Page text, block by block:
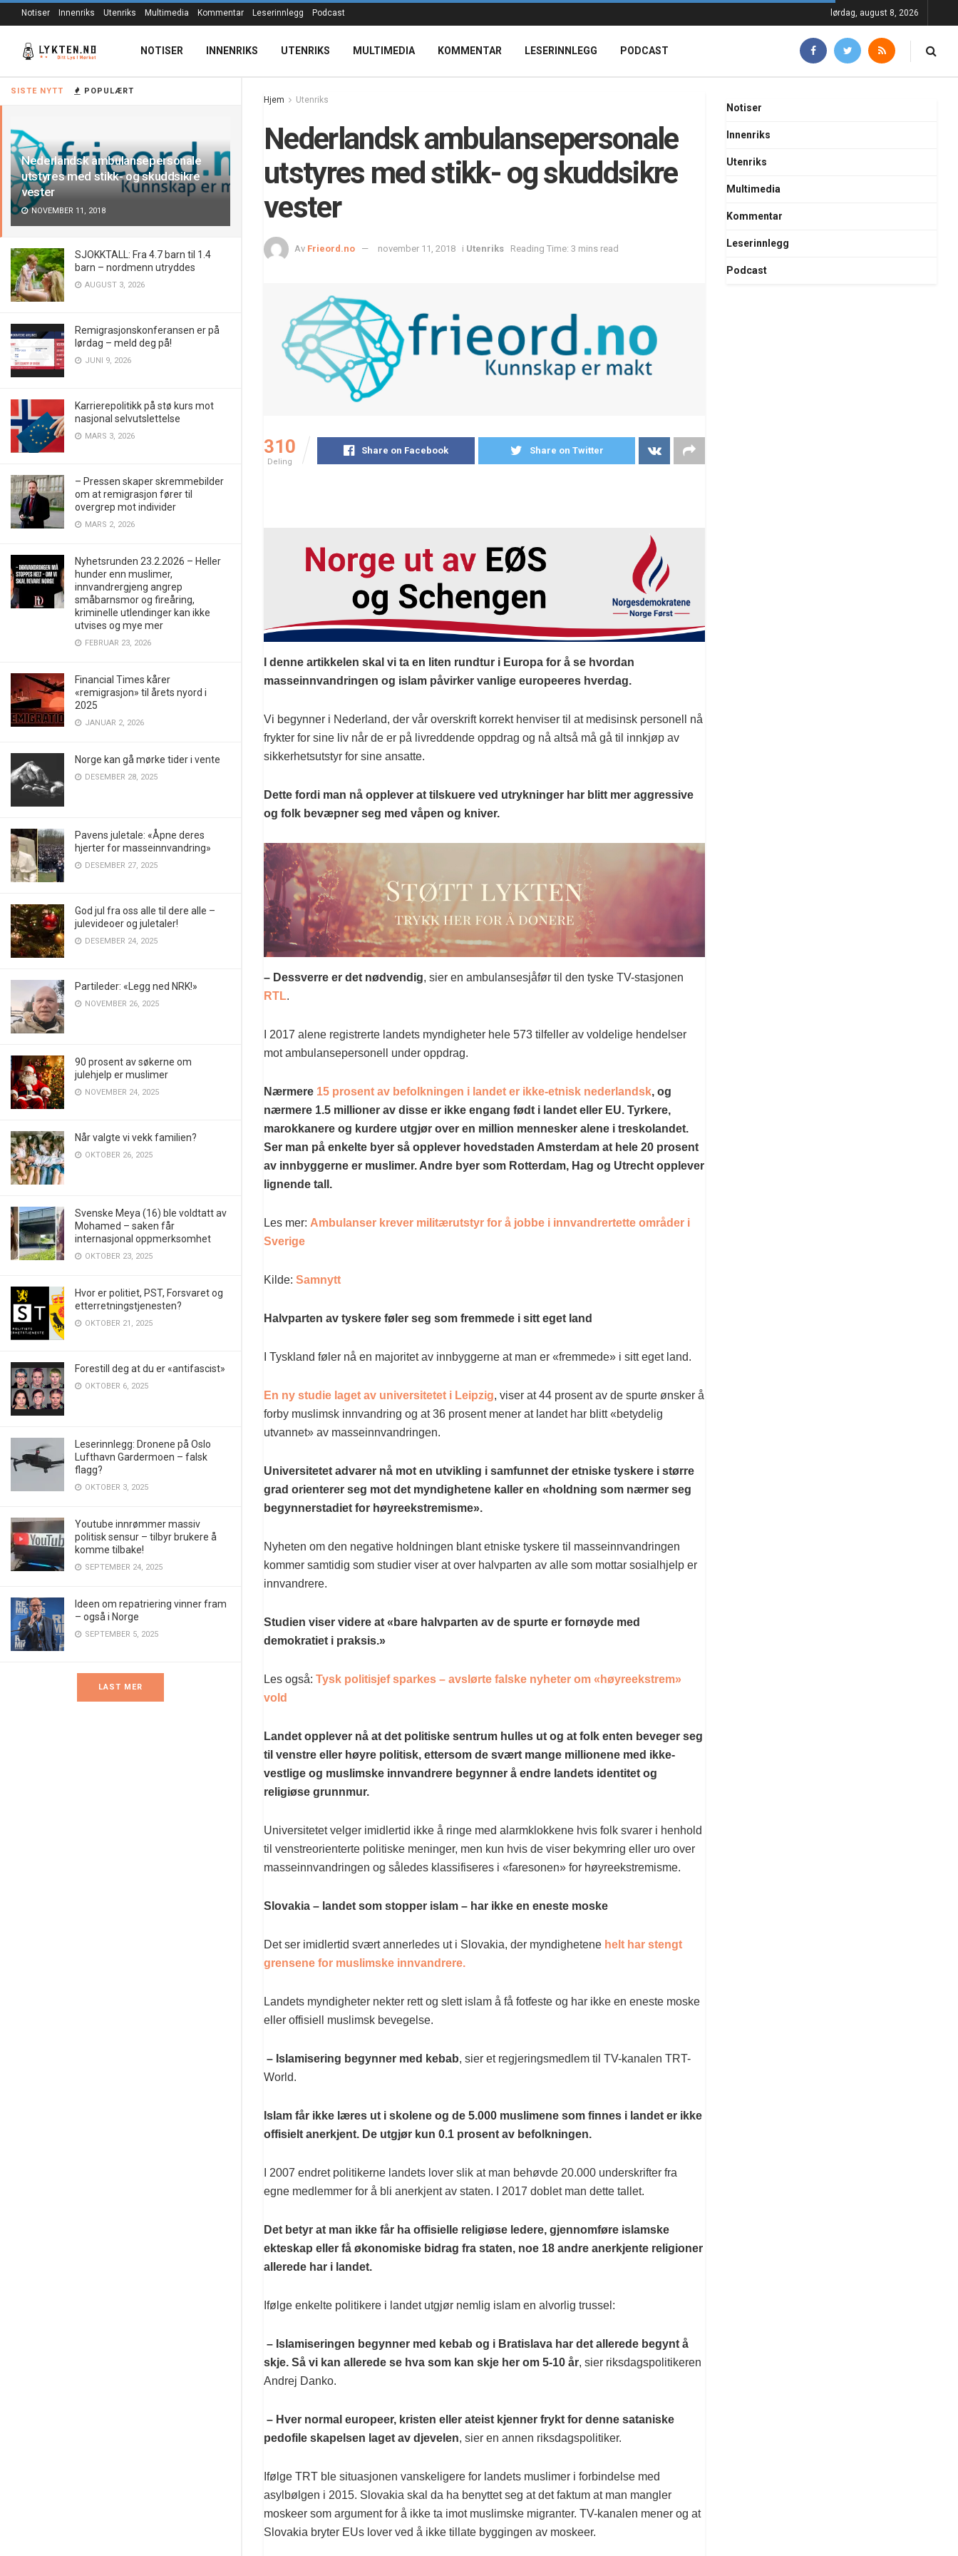
SISTE NYTT POPULÆRT
Nederlandsk ambulansepersonale
utstyres med stikk- og skuddsikre
vester
NOVEMBER 11, 2018
SJOKKTALL: Fra 4.7 barn til 1.4
barn – nordmenn utryddes
AUGUST 3, 2026
Remigrasjonskonferansen er på
lørdag – meld deg på!
JUNI 9, 2026
Karrierepolitikk på stø kurs mot
nasjonal selvutslettelse
MARS 3, 2026
– Pressen skaper skremmebilder
om at remigrasjon fører til
overgrep mot individer
MARS 2, 2026
Nyhetsrunden 23.2.2026 – Heller
hunder enn muslimer,
innvandrergjeng angrep
småbarnsmor og fireåring,
kriminelle utlendinger kan ikke
utvises og mye mer
FEBRUAR 23, 2026
Financial Times kårer
«remigrasjon» til årets nyord i
2025
JANUAR 2, 2026
Norge kan gå mørke tider i vente
DESEMBER 28, 2025
Pavens juletale: «Åpne deres
hjerter for masseinnvandring»
DESEMBER 27, 2025
God jul fra oss alle til dere alle –
julevideoer og juletaler!
DESEMBER 24, 2025
Partileder: «Legg ned NRK!»
NOVEMBER 26, 2025
90 prosent av søkerne om
julehjelp er muslimer
NOVEMBER 24, 2025
Når valgte vi vekk familien?
OKTOBER 26, 2025
Svenske Meya (16) ble voldtatt av
Mohamed – saken får
internasjonal oppmerksomhet
OKTOBER 23, 2025
Hvor er politiet, PST, Forsvaret og
etterretningstjenesten?
OKTOBER 21, 2025
Forestill deg at du er «antifascist»
OKTOBER 6, 2025
Leserinnlegg: Dronene på Oslo
Lufthavn Gardermoen – falsk
flagg?
OKTOBER 3, 2025
Youtube innrømmer massiv
politisk sensur – tilbyr brukere å
komme tilbake!
SEPTEMBER 24, 2025
Ideen om repatriering vinner fram
– også i Norge
SEPTEMBER 5, 2025
LAST MER
Notiser Innenriks Utenriks Multimedia Kommentar Leserinnlegg Podcast lørdag, august 8, 2026
NOTISER INNENRIKS UTENRIKS MULTIMEDIA KOMMENTAR LESERINNLEGG PODCAST
Hjem Utenriks
Nederlandsk ambulansepersonale
utstyres med stikk- og skuddsikre
vester
Av Frieord.no november 11, 2018 i Utenriks Reading Time: 3 mins read
310
Deling
Share on Facebook Share on Twitter
I denne artikkelen skal vi ta en liten rundtur i Europa for å se hvordan
masseinnvandringen og islam påvirker vanlige europeeres hverdag.
Vi begynner i Nederland, der vår overskrift korrekt henviser til at medisinsk personell nå
frykter for sine liv når de er på livreddende oppdrag og nå altså må gå til innkjøp av
sikkerhetsutstyr for sine ansatte.
Dette fordi man nå opplever at tilskuere ved utrykninger har blitt mer aggressive
og folk bevæpner seg med våpen og kniver.
– Dessverre er det nødvendig, sier en ambulansesjåfør til den tyske TV-stasjonen
RTL.
I 2017 alene registrerte landets myndigheter hele 573 tilfeller av voldelige hendelser
mot ambulansepersonell under oppdrag.
Nærmere 15 prosent av befolkningen i landet er ikke-etnisk nederlandsk, og
nærmere 1.5 millioner av disse er ikke engang født i landet eller EU. Tyrkere,
marokkanere og kurdere utgjør over en million mennesker alene i treskolandet.
Ser man på enkelte byer så opplever hovedstaden Amsterdam at hele 20 prosent
av innbyggerne er muslimer. Andre byer som Rotterdam, Hag og Utrecht opplever
lignende tall.
Les mer: Ambulanser krever militærutstyr for å jobbe i innvandrertette områder i
Sverige
Kilde: Samnytt
Halvparten av tyskere føler seg som fremmede i sitt eget land
I Tyskland føler nå en majoritet av innbyggerne at man er «fremmede» i sitt eget land.
En ny studie laget av universitetet i Leipzig, viser at 44 prosent av de spurte ønsker å
forby muslimsk innvandring og at 36 prosent mener at landet har blitt «betydelig
utvannet» av masseinnvandringen.
Universitetet advarer nå mot en utvikling i samfunnet der etniske tyskere i større
grad orienterer seg mot det myndighetene kaller en «holdning som nærmer seg
begynnerstadiet for høyreekstremisme».
Nyheten om den negative holdningen blant etniske tyskere til masseinnvandringen
kommer samtidig som studier viser at over halvparten av alle som mottar sosialhjelp er
innvandrere.
Studien viser videre at «bare halvparten av de spurte er fornøyde med
demokratiet i praksis.»
Les også: Tysk politisjef sparkes – avslørte falske nyheter om «høyreekstrem»
vold
Landet opplever nå at det politiske sentrum hulles ut og at folk enten beveger seg
til venstre eller høyre politisk, ettersom de svært mange millionene med ikke-
vestlige og muslimske innvandrere begynner å endre landets identitet og
religiøse grunnmur.
Universitetet velger imidlertid ikke å ringe med alarmklokkene hvis folk svarer i henhold
til venstreorienterte politiske meninger, men kun hvis de viser bekymring eller uro over
masseinnvandringen og således klassifiseres i «faresonen» for høyreekstremisme.
Slovakia – landet som stopper islam – har ikke en eneste moske
Det ser imidlertid svært annerledes ut i Slovakia, der myndighetene helt har stengt
grensene for muslimske innvandrere.
Landets myndigheter nekter rett og slett islam å få fotfeste og har ikke en eneste moske
eller offisiell muslimsk bevegelse.
– Islamisering begynner med kebab, sier et regjeringsmedlem til TV-kanalen TRT-
World.
Islam får ikke læres ut i skolene og de 5.000 muslimene som finnes i landet er ikke
offisielt anerkjent. De utgjør kun 0.1 prosent av befolkningen.
I 2007 endret politikerne landets lover slik at man behøvde 20.000 underskrifter fra
egne medlemmer for å bli anerkjent av staten. I 2017 doblet man dette tallet.
Det betyr at man ikke får ha offisielle religiøse ledere, gjennomføre islamske
ekteskap eller få økonomiske bidrag fra staten, noe 18 andre anerkjente religioner
allerede har i landet.
Ifølge enkelte politikere i landet utgjør nemlig islam en alvorlig trussel:
– Islamiseringen begynner med kebab og i Bratislava har det allerede begynt å
skje. Så vi kan allerede se hva som kan skje her om 5-10 år, sier riksdagspolitikeren
Andrej Danko.
– Hver normal europeer, kristen eller ateist kjenner frykt for denne sataniske
pedofile skapelsen laget av djevelen, sier en annen riksdagspolitiker.
Ifølge TRT ble situasjonen vanskeligere for landets muslimer i forbindelse med
asylbølgen i 2015. Slovakia skal da ha benyttet seg at det faktum at man mangler
moskeer som argument for å ikke ta imot muslimske migranter. TV-kanalen mener og at
Slovakia bryter EUs lover ved å ikke tillate byggingen av moskeer.
Notiser
Innenriks
Utenriks
Multimedia
Kommentar
Leserinnlegg
Podcast